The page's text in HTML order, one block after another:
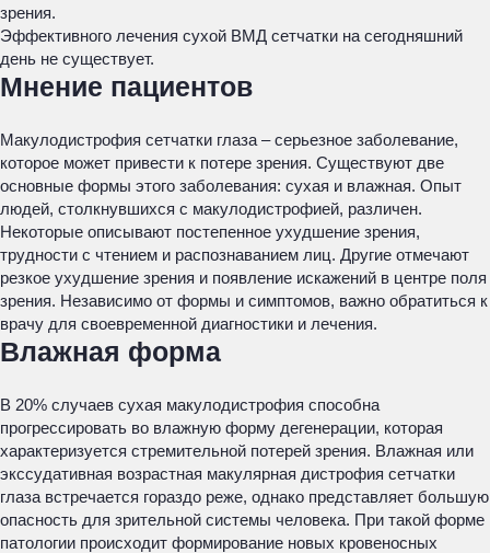
зрения.
Эффективного лечения сухой ВМД сетчатки на сегодняшний
день не существует.
Мнение пациентов
Макулодистрофия сетчатки глаза – серьезное заболевание,
которое может привести к потере зрения. Существуют две
основные формы этого заболевания: сухая и влажная. Опыт
людей, столкнувшихся с макулодистрофией, различен.
Некоторые описывают постепенное ухудшение зрения,
трудности с чтением и распознаванием лиц. Другие отмечают
резкое ухудшение зрения и появление искажений в центре поля
зрения. Независимо от формы и симптомов, важно обратиться к
врачу для своевременной диагностики и лечения.
Влажная форма
В 20% случаев сухая макулодистрофия способна
прогрессировать во влажную форму дегенерации, которая
характеризуется стремительной потерей зрения. Влажная или
экссудативная возрастная макулярная дистрофия сетчатки
глаза встречается гораздо реже, однако представляет большую
опасность для зрительной системы человека. При такой форме
патологии происходит формирование новых кровеносных